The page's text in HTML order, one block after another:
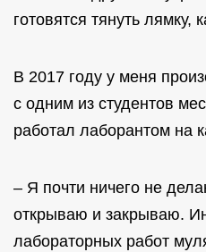
готовятся тянуть лямку,
В 2017 году у меня
с одним из студентов
работал лаборантом на
– Я почти ничего не
открываю и закрываю.
лабораторных работ